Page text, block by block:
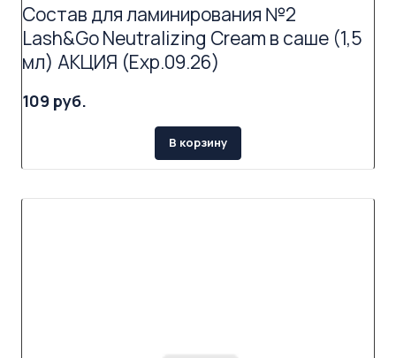
Состав для ламинирования №2
Lash&Go Neutralizing Cream в саше (1,5
мл) АКЦИЯ (Exp.09.26)
109 руб.
В корзину